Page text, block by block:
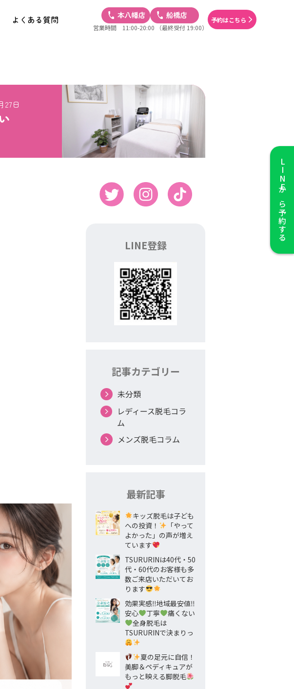
よくある質問
営業時間 11:00-20:00 （最終受付 19:00）
予約はこちら
LINE
から予約する
27日
LINE登録
記事カテゴリー
未分類
レディース脱毛コラ
ム
メンズ脱毛コラム
最新記事
キッズ脱毛は子ども
への投資！
「やって
よかった」の声が増え
ています
TSURURINは40代・50
代・60代のお客様も多
数ご来店いただいてお
ります
効果実感‼地域最安値‼
安心
丁寧
痛くない
全身脱毛は
TSURURINで決まりっ
夏の足元に自信！
美脚＆ペディキュアが
もっと映える脚脱毛